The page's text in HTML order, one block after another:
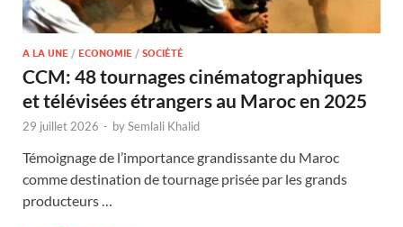
A LA UNE / ECONOMIE / SOCIÉTÉ
CCM: 48 tournages cinématographiques
et télévisées étrangers au Maroc en 2025
29 juillet 2026 - bySemlali Khalid
Témoignage de l’importance grandissante du Maroc
comme destination de tournage prisée par les grands
producteurs …